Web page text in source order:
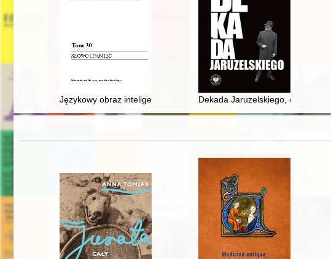
Językowy obraz inteligencji polskiej w wybranych dokumentach
Dekada Jaruzelskiego, czyli